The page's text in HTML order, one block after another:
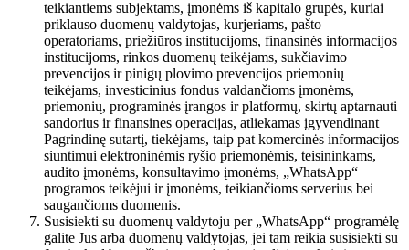
teikiantiems subjektams, įmonėms iš kapitalo grupės, kuriai
priklauso duomenų valdytojas, kurjeriams, pašto
operatoriams, priežiūros institucijoms, finansinės informacijos
institucijoms, rinkos duomenų teikėjams, sukčiavimo
prevencijos ir pinigų plovimo prevencijos priemonių
teikėjams, investicinius fondus valdančioms įmonėms,
priemonių, programinės įrangos ir platformų, skirtų aptarnauti
sandorius ir finansines operacijas, atliekamas įgyvendinant
Pagrindinę sutartį, tiekėjams, taip pat komercinės informacijos
siuntimui elektroninėmis ryšio priemonėmis, teisininkams,
audito įmonėms, konsultavimo įmonėms, „WhatsApp“
programos teikėjui ir įmonėms, teikiančioms serverius bei
saugančioms duomenis.
Susisiekti su duomenų valdytoju per „WhatsApp“ programėlę
galite Jūs arba duomenų valdytojas, jei tam reikia susisiekti su